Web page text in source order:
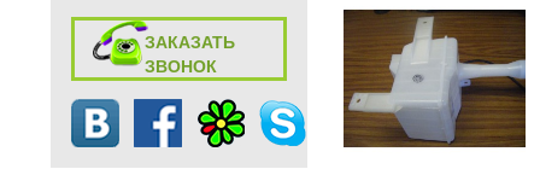
ЗАКАЗАТЬ
ЗВОНОК